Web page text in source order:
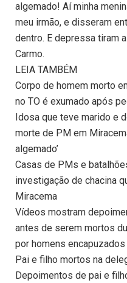
algemado! Aí minha
meu irmão, e disseram
dentro. E depressa tiram
Carmo.
LEIA TAMBÉM
Corpo de homem morto
no TO é exumado após
Idosa que teve marido e
morte de PM em
algemado’
Casas de PMs e
investigação de chacina
Miracema
Vídeos mostram
antes de serem mortos
por homens encapuzados
Pai e filho mortos na
Depoimentos de pai e